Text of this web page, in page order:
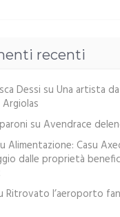
recenti
Dessi su Una artista
su Avendrace
Alimentazione: Casu
dalle proprietà
Ritrovato l’aeroporto